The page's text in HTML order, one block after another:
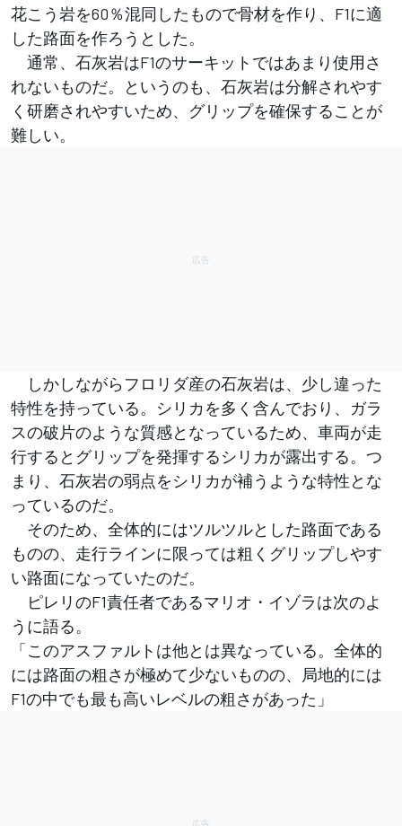
花こう岩を60％混同したもので骨材を作り、F1に適
した路面を作ろうとした。
通常、石灰岩はF1のサーキットではあまり使用さ
れないものだ。というのも、石灰岩は分解されやす
く研磨されやすいため、グリップを確保することが
難しい。
しかしながらフロリダ産の石灰岩は、少し違った
特性を持っている。シリカを多く含んでおり、ガラ
スの破片のような質感となっているため、車両が走
行するとグリップを発揮するシリカが露出する。つ
まり、石灰岩の弱点をシリカが補うような特性とな
っているのだ。
そのため、全体的にはツルツルとした路面である
ものの、走行ラインに限っては粗くグリップしやす
い路面になっていたのだ。
ピレリのF1責任者であるマリオ・イゾラは次のよ
うに語る。
「このアスファルトは他とは異なっている。全体的
には路面の粗さが極めて少ないものの、局地的には
F1の中でも最も高いレベルの粗さがあった」